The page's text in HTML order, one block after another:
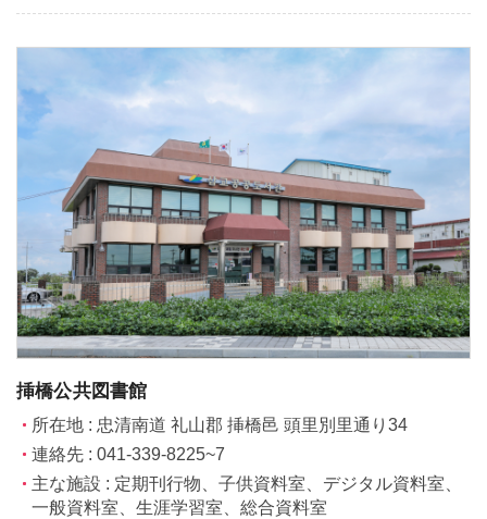
挿橋公共図書館
所在地 : 忠清南道 礼山郡 挿橋邑 頭里別里通り34
連絡先 : 041-339-8225~7
主な施設 : 定期刊行物、子供資料室、デジタル資料室、
一般資料室、生涯学習室、総合資料室